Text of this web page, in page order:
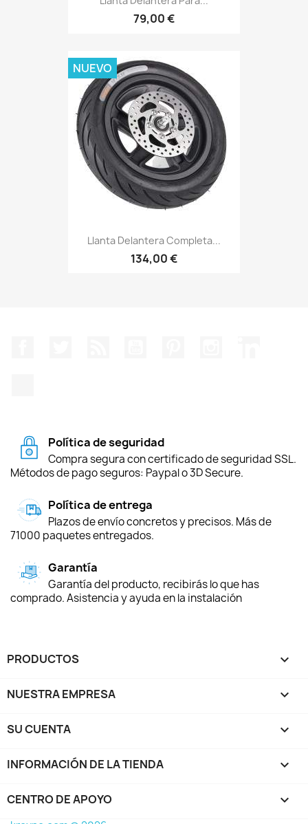
79,00 €
Llanta Delantera Completa...
134,00 €
NUEVO
Política de seguridad
Compra segura con certificado de seguridad SSL.
Métodos de pago seguros: Paypal o 3D Secure.
Política de entrega
Plazos de envío concretos y precisos. Más de
71000 paquetes entregados.
Garantía
Garantía del producto, recibirás lo que has
comprado. Asistencia y ayuda en la instalación
PRODUCTOS 
NUESTRA EMPRESA 
SU CUENTA 
INFORMACIÓN DE LA TIENDA keyboard_arrow_down
CENTRO DE APOYO 